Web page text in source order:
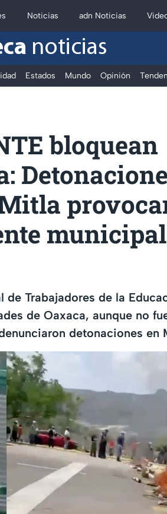
Noticias adn Noticias
noticias
Estados Mundo Opinión
bloquean
Trabajadores de la
de Oaxaca, aunque no
detonaciones en